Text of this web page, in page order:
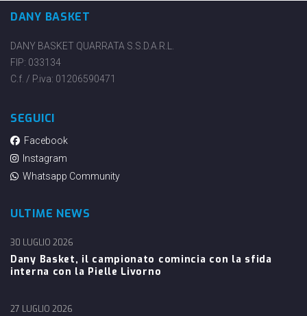
DANY BASKET
DANY BASKET QUARRATA S.S.D.A.R.L.
FIP: 033134
C.f. / P.iva: 01206590471
SEGUICI
Facebook
Instagram
Whatsapp Community
ULTIME NEWS
Dany Basket, il campionato comincia con la sfida
interna con la Pielle Livorno
30 LUGLIO 2026
27 LUGLIO 2026